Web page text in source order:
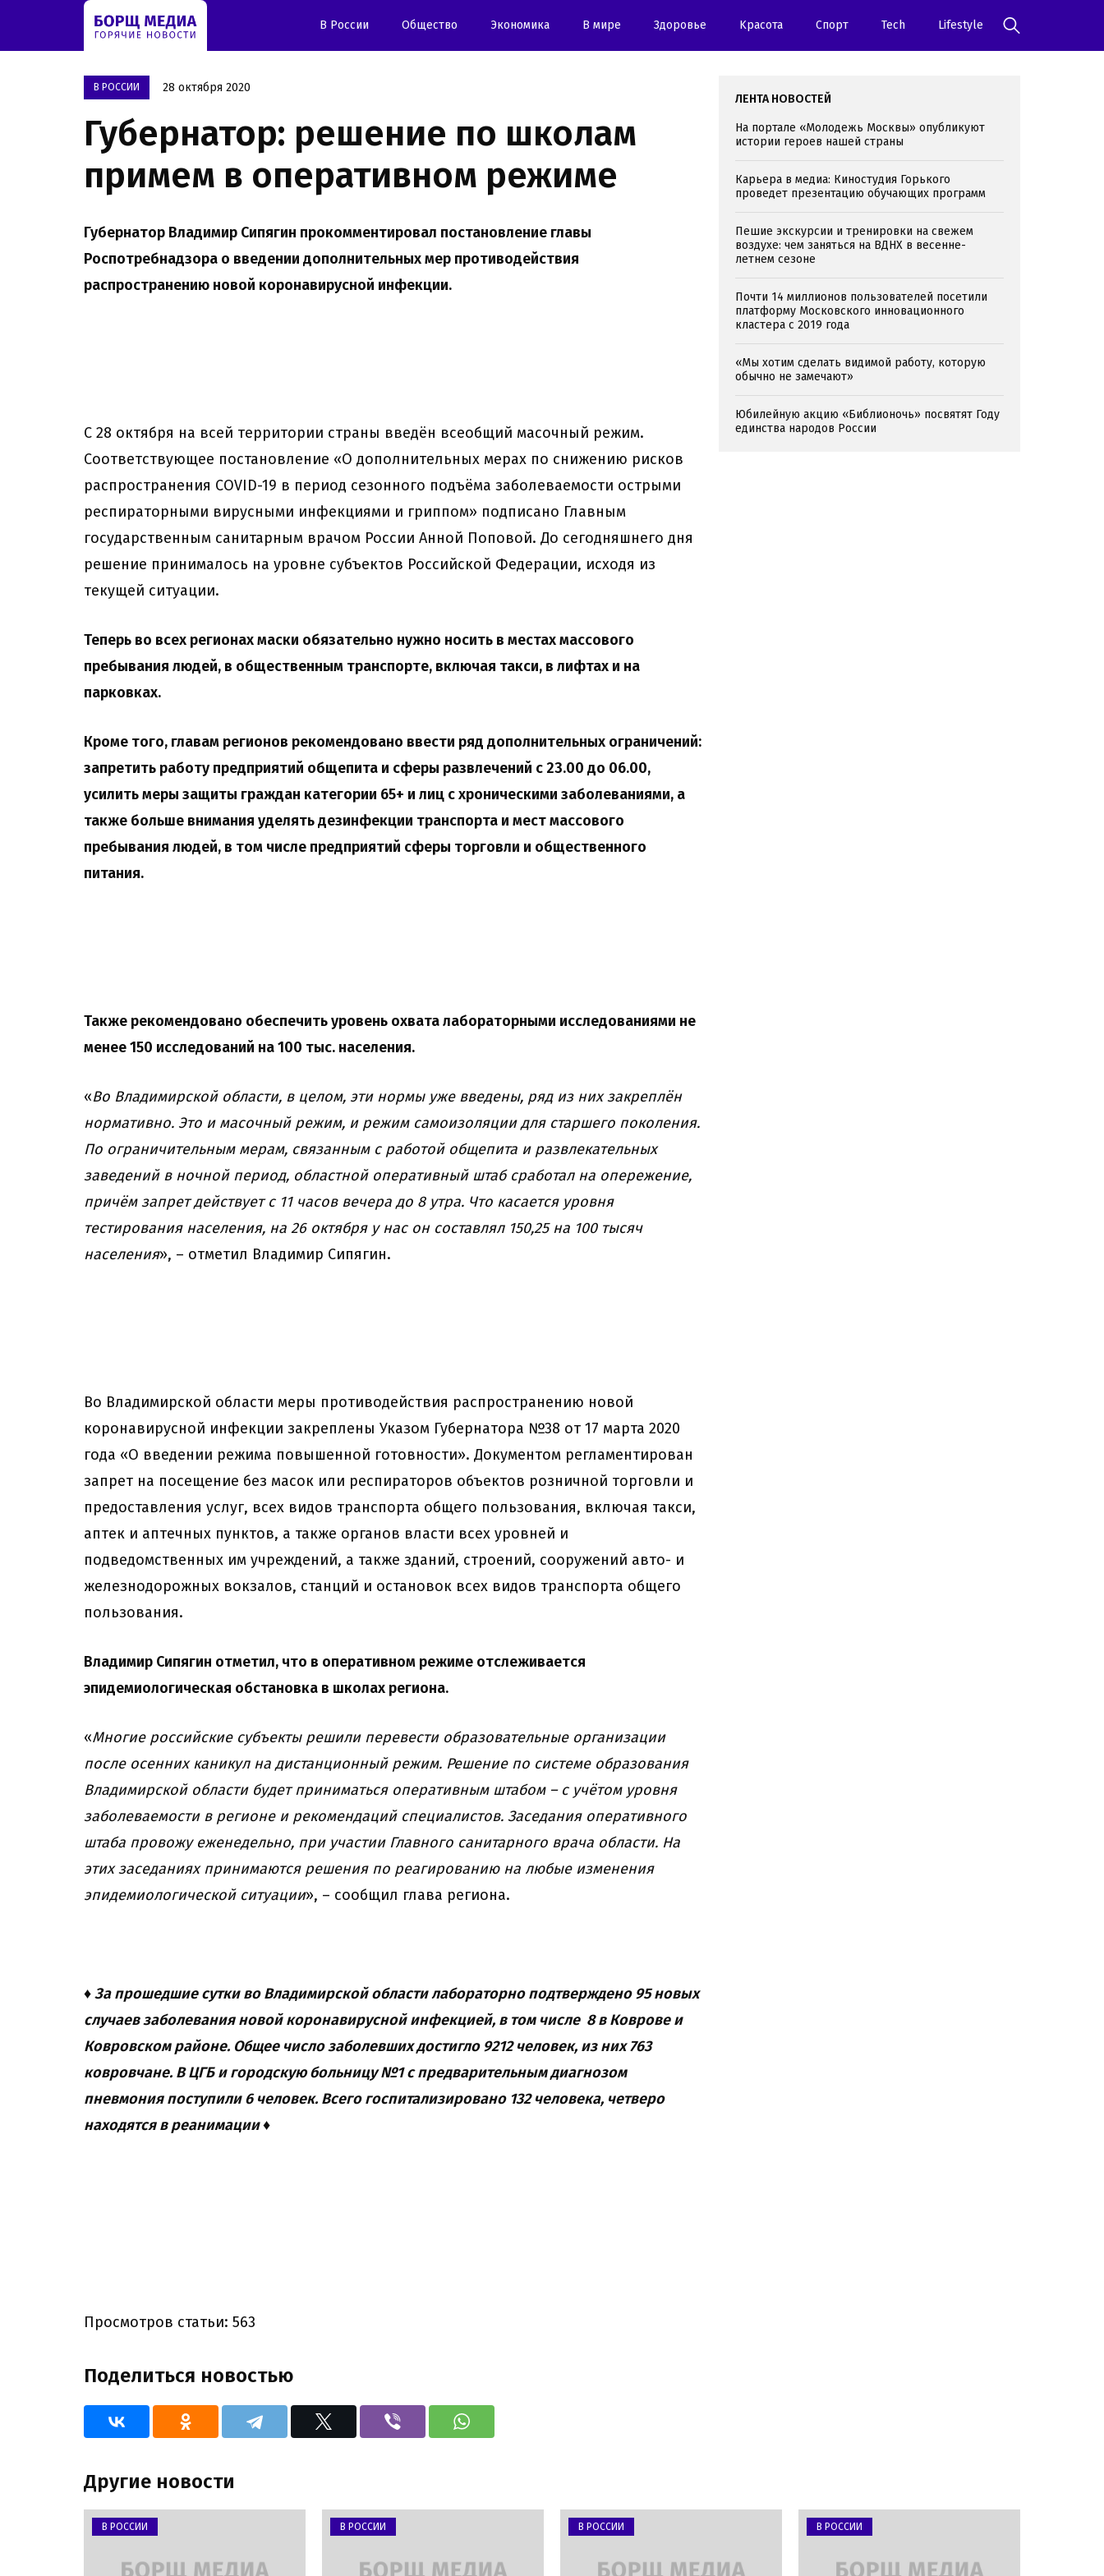
В России Oбщество Экономика В мире Здоровье Kрасота Спорт Tech Lifestyle
В РОССИИ 28 октября 2020
Губернатор: решение по школам
примем в оперативном режиме
Губернатор Владимир Сипягин прокомментировал постановление главы
Роспотребнадзора о введении дополнительных мер противодействия
распространению новой коронавирусной инфекции.
С 28 октября на всей территории страны введён всеобщий масочный режим.
Соответствующее постановление «О дополнительных мерах по снижению рисков
распространения COVID-19 в период сезонного подъёма заболеваемости острыми
респираторными вирусными инфекциями и гриппом» подписано Главным
государственным санитарным врачом России Анной Поповой. До сегодняшнего дня
решение принималось на уровне субъектов Российской Федерации, исходя из
текущей ситуации.
Теперь во всех регионах маски обязательно нужно носить в местах массового
пребывания людей, в общественным транспорте, включая такси, в лифтах и на
парковках.
Кроме того, главам регионов рекомендовано ввести ряд дополнительных ограничений:
запретить работу предприятий общепита и сферы развлечений с 23.00 до 06.00,
усилить меры защиты граждан категории 65+ и лиц с хроническими заболеваниями, а
также больше внимания уделять дезинфекции транспорта и мест массового
пребывания людей, в том числе предприятий сферы торговли и общественного
питания.
Также рекомендовано обеспечить уровень охвата лабораторными исследованиями не
менее 150 исследований на 100 тыс. населения.
«Во Владимирской области, в целом, эти нормы уже введены, ряд из них закреплён
нормативно. Это и масочный режим, и режим самоизоляции для старшего поколения.
По ограничительным мерам, связанным с работой общепита и развлекательных
заведений в ночной период, областной оперативный штаб сработал на опережение,
причём запрет действует с 11 часов вечера до 8 утра. Что касается уровня
тестирования населения, на 26 октября у нас он составлял 150,25 на 100 тысяч
населения», – отметил Владимир Сипягин.
Во Владимирской области меры противодействия распространению новой
коронавирусной инфекции закреплены Указом Губернатора №38 от 17 марта 2020
года «О введении режима повышенной готовности». Документом регламентирован
запрет на посещение без масок или респираторов объектов розничной торговли и
предоставления услуг, всех видов транспорта общего пользования, включая такси,
аптек и аптечных пунктов, а также органов власти всех уровней и
подведомственных им учреждений, а также зданий, строений, сооружений авто- и
железнодорожных вокзалов, станций и остановок всех видов транспорта общего
пользования.
Владимир Сипягин отметил, что в оперативном режиме отслеживается
эпидемиологическая обстановка в школах региона.
«Многие российские субъекты решили перевести образовательные организации
после осенних каникул на дистанционный режим. Решение по системе образования
Владимирской области будет приниматься оперативным штабом – с учётом уровня
заболеваемости в регионе и рекомендаций специалистов. Заседания оперативного
штаба провожу еженедельно, при участии Главного санитарного врача области. На
этих заседаниях принимаются решения по реагированию на любые изменения
эпидемиологической ситуации», – сообщил глава региона.
♦ За прошедшие сутки во Владимирской области лабораторно подтверждено 95 новых
случаев заболевания новой коронавирусной инфекцией, в том числе 8 в Коврове и
Ковровском районе. Общее число заболевших достигло 9212 человек, из них 763
ковровчане. В ЦГБ и городскую больницу №1 с предварительным диагнозом
пневмония поступили 6 человек. Всего госпитализировано 132 человека, четверо
находятся в реанимации ♦
Просмотров статьи: 563
Поделиться новостью
ЛЕНТА НОВОСТЕЙ
На портале «Молодежь Москвы» опубликуют
истории героев нашей страны
Карьера в медиа: Киностудия Горького
проведет презентацию обучающих программ
Пешие экскурсии и тренировки на свежем
воздухе: чем заняться на ВДНХ в весенне-
летнем сезоне
Почти 14 миллионов пользователей посетили
платформу Московского инновационного
кластера с 2019 года
«Мы хотим сделать видимой работу, которую
обычно не замечают»
Юбилейную акцию «Библионочь» посвятят Году
единства народов России
Другие новости
В РОССИИ В РОССИИ В РОССИИ В РОССИИ